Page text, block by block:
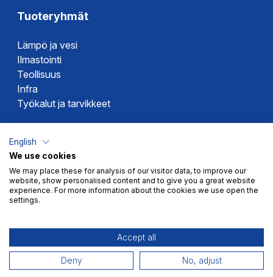
Tuoteryhmät
Lämpö ja vesi
Ilmastointi
Teollisuus
Infra
Työkalut ja tarvikkeet
Altech
Alterna
Novipro
Votec
Myyntiehdot Tietosuoja
English
We use cookies
We may place these for analysis of our visitor data, to improve our
website, show personalised content and to give you a great website
experience. For more information about the cookies we use open the
settings.
Accept all
Deny No, adjust